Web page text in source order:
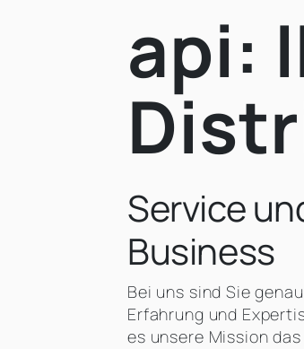
api:
Service
Business
Bei uns sind Sie
Erfahrung und
es unsere Mission